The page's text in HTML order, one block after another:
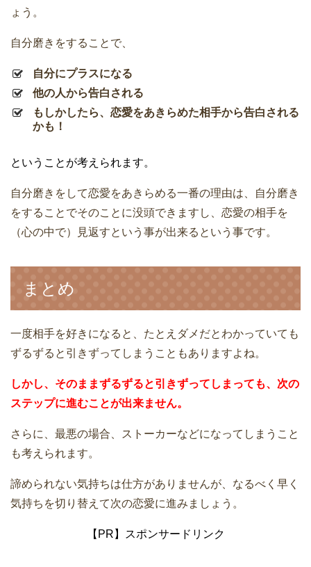
ょう。
自分磨きをすることで、
自分にプラスになる
他の人から告白される
もしかしたら、恋愛をあきらめた相手から告白される
かも！
ということが考えられます。
自分磨きをして恋愛をあきらめる一番の理由は、自分磨き
をすることでそのことに没頭できますし、恋愛の相手を
（心の中で）見返すという事が出来るという事です。
まとめ
一度相手を好きになると、たとえダメだとわかっていても
ずるずると引きずってしまうこともありますよね。
しかし、そのままずるずると引きずってしまっても、次の
ステップに進むことが出来ません。
さらに、最悪の場合、ストーカーなどになってしまうこと
も考えられます。
諦められない気持ちは仕方がありませんが、なるべく早く
気持ちを切り替えて次の恋愛に進みましょう。
【PR】スポンサードリンク